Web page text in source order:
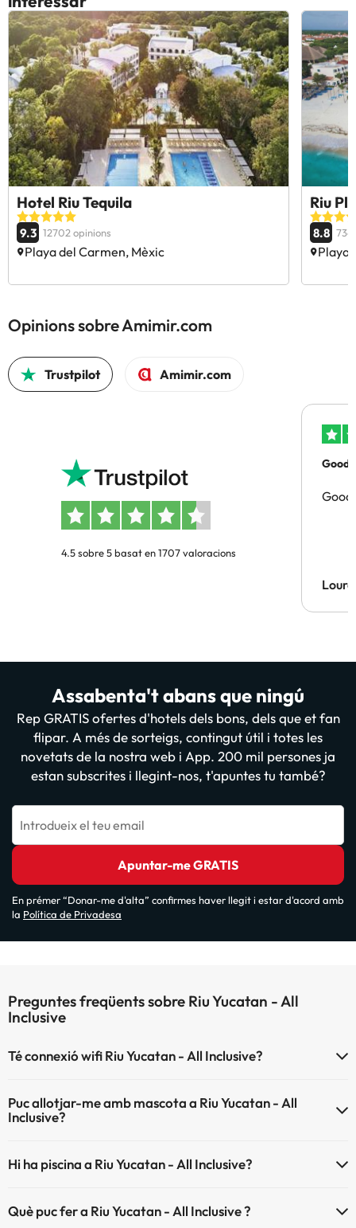
Hotel Riu Tequila
9.3 12702 opinions
Playa del Carmen, Mèxic
Riu
8.8 734
Playa
Opinions sobre Amimir.com
Trustpilot Amimir.com
4.5 sobre 5 basat en 1707 valoracions
Good
Good
Assabenta't abans que ningú
Rep GRATIS ofertes d'hotels dels bons, dels que et fan
flipar. A més de sorteigs, contingut útil i totes les
novetats de la nostra web i App. 200 mil persones ja
estan subscrites i llegint-nos, t'apuntes tu també?
Introdueix el teu email
Apuntar-me GRATIS
En prémer “Donar-me d'alta” confirmes haver llegit i estar d'acord amb
la Política de Privadesa
Preguntes freqüents sobre Riu Yucatan - All
Inclusive
Té connexió wifi Riu Yucatan - All Inclusive?
Puc allotjar-me amb mascota a Riu Yucatan - All
Inclusive?
Hi ha piscina a Riu Yucatan - All Inclusive?
pagament) Aquí tens més info sobre la piscina i altres instal·lacions.
Què puc fer a Riu Yucatan - All Inclusive ?